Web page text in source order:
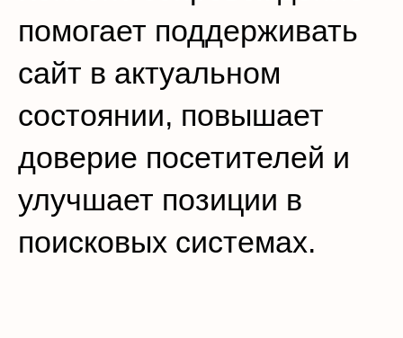
помогает поддерживать
сайт в актуальном
состоянии, повышает
доверие посетителей и
улучшает позиции в
поисковых системах.